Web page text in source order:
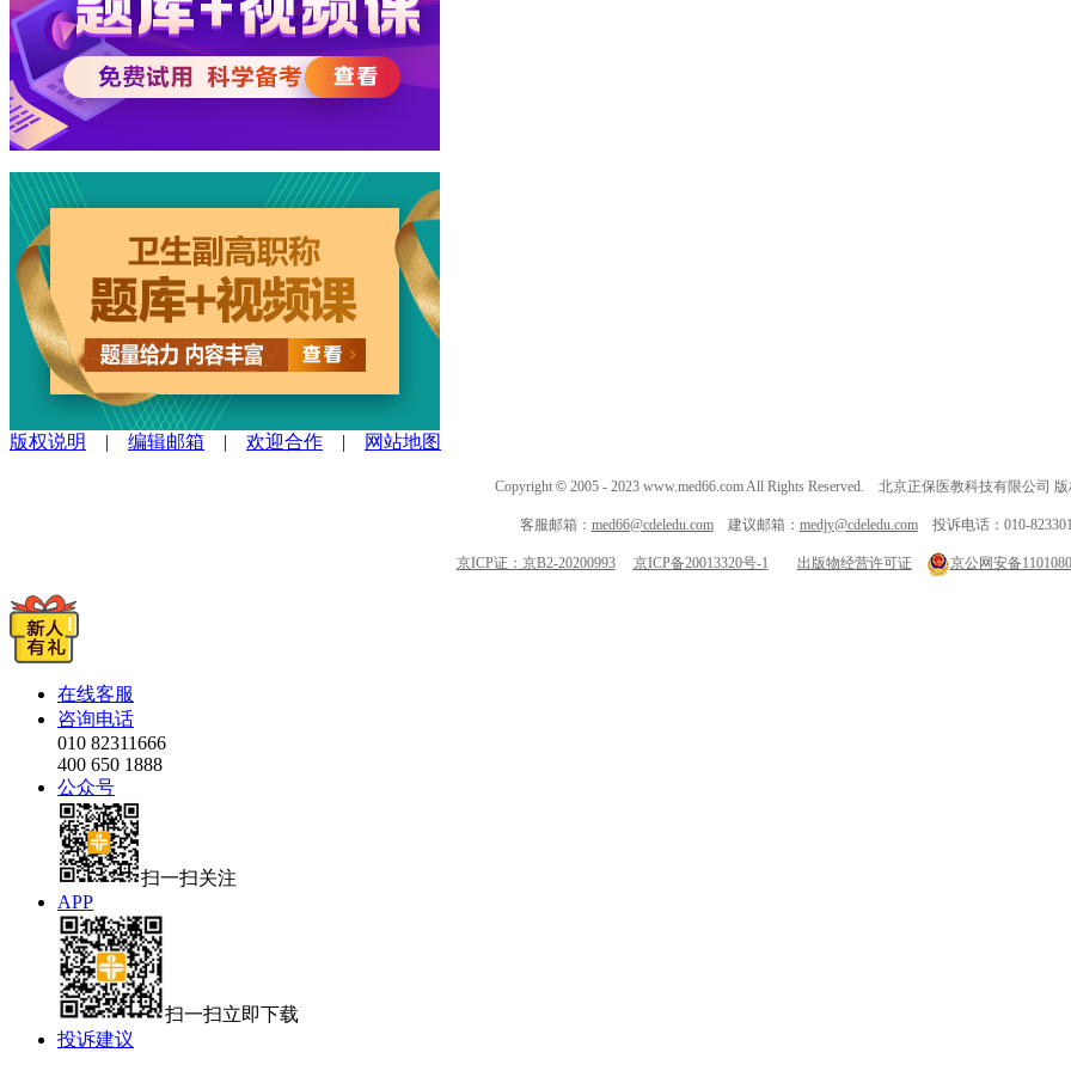
版权说明 | 编辑邮箱 | 欢迎合作 | 网站地图
Copyright © 2005 - 2023 www.med66.com All Rights Reserved. 北京正保医教科技有限公司
客服邮箱： med66@cdeledu.com建议邮箱： medjy@cdeledu.com投诉电话：010-
京ICP证：京B2-20200993 京ICP备20013320号-1 出版物经营许可证 京公网安备
在线客服
咨询电话
010 82311666
400 650 1888
公众号
扫一扫关注
APP
扫一扫立即下载
投诉建议